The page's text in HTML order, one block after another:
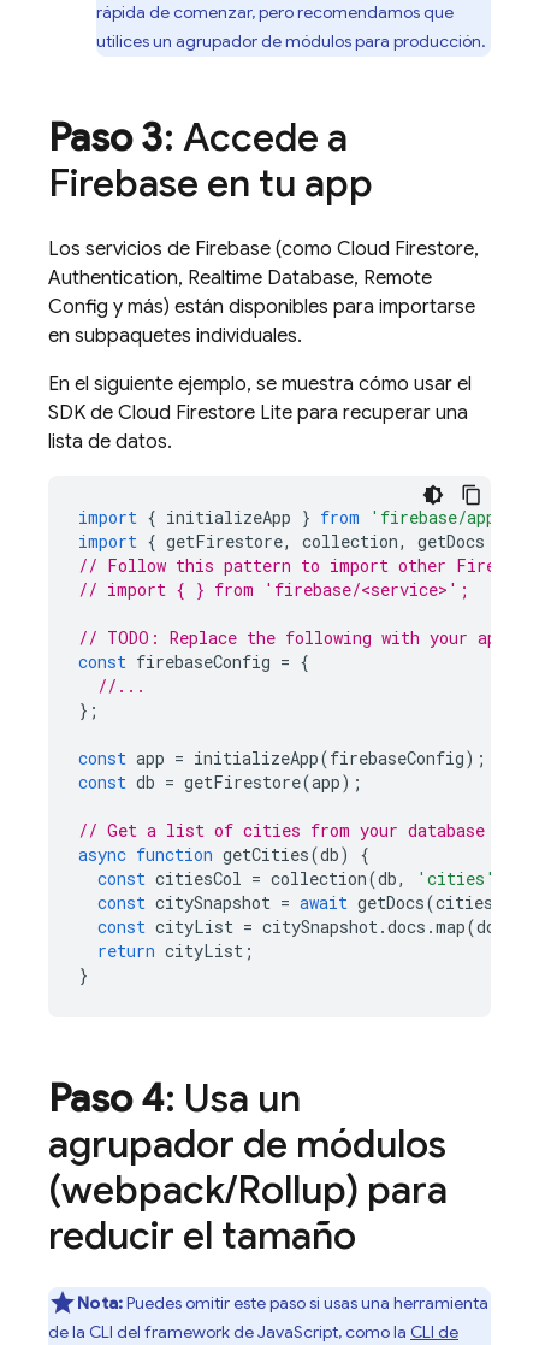
rápida de comenzar, pero recomendamos que
utilices un agrupador de módulos para producción.
Paso 3: Accede a
Firebase en tu app
Los servicios de Firebase (como Cloud Firestore,
Authentication, Realtime Database, Remote
Config y más) están disponibles para importarse
en subpaquetes individuales.
En el siguiente ejemplo, se muestra cómo usar el
SDK de Cloud Firestore Lite para recuperar una
lista de datos.
import { initializeApp } from 'firebase/app'
import { getFirestore, collection, getDocs
// Follow this pattern to import other Firebase
// import { } from 'firebase/<service>';
// TODO: Replace the following with your app's
const firebaseConfig = {
//...
};
const app = initializeApp(firebaseConfig);
const db = getFirestore(app);
// Get a list of cities from your database
async function getCities(db)
{
const citiesCol = collection(db, 'cities'
const citySnapshot = await getDocs(citiesCol
const cityList = citySnapshot.docs .map(doc
return cityList ;
}
Paso 4: Usa un
agrupador de módulos
(webpack/Rollup) para
reducir el tamaño
Nota:Puedes omitir este paso si usas una herramienta
de la CLI del framework de JavaScript, como la CLI de